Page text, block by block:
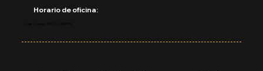
Horario de oficina: